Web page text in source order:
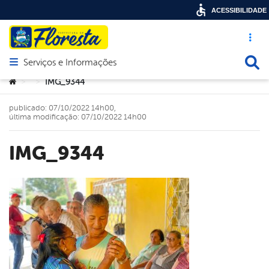
Acesso
Abrir menu principal de navegação
Serviços e Informações
Você está aqui:
> > IMG_9344
IMG_9344
publicado: 07/10/2022 14h00,
última modificação: 07/10/2022 14h00
ACESSIBILIDADE